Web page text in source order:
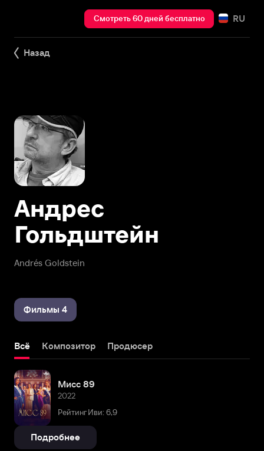
Смотреть 60 дней бесплатно RU
Назад
Andrés Goldstein
Андрес
Гольдштейн
Фильмы 4
Всё Композитор Продюсер
Мисс 89
2022
Рейтинг Иви: 6,9
Подробнее